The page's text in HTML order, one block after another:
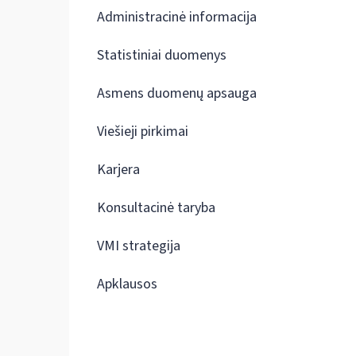
Administracinė informacija
Statistiniai duomenys
Asmens duomenų apsauga
Viešieji pirkimai
Karjera
Konsultacinė taryba
VMI strategija
Apklausos